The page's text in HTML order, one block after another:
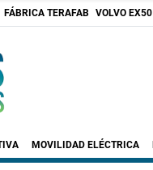
FÁBRICA TERAFAB VOLVO EX50
MOVILIDAD ELÉCTRICA